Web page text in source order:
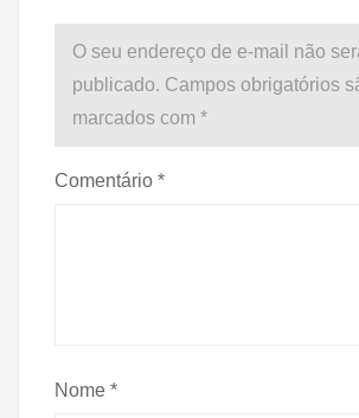
O seu endereço de e-mail não
publicado. Campos obrigatórios
marcados com *
Comentário *
Nome *